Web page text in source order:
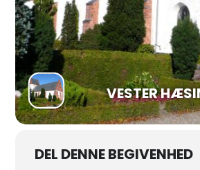
VESTER
DEL DENNE BEGIVENHED